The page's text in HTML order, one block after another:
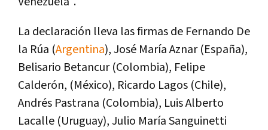
La declaración lleva las firmas de Fernando De
la Rúa (Argentina), José Marí­a Aznar (España),
Belisario Betancur (Colombia), Felipe
Calderón, (México), Ricardo Lagos (Chile),
Andrés Pastrana (Colombia), Luis Alberto
Lacalle (Uruguay), Julio Marí­a Sanguinetti